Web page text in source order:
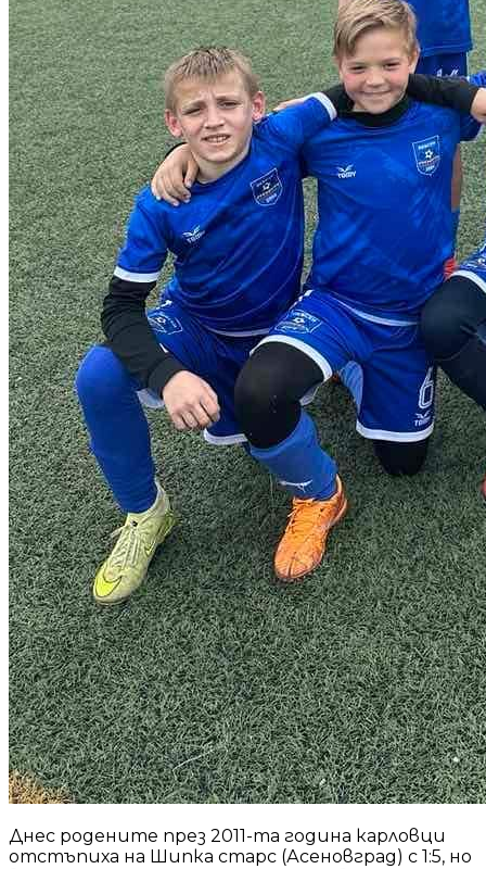
Днес родените през 2011-та година карловци
отстъпиха на Шипка старс (Асеновград) с 1:5, но